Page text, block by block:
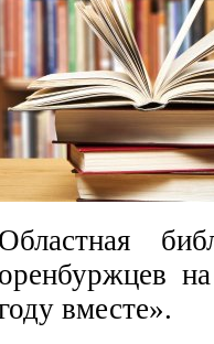
Областная
оренбуржцев
вместе».